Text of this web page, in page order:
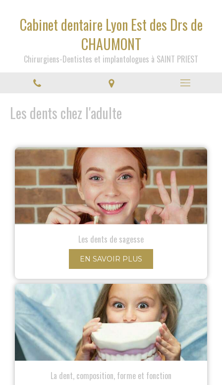
Cabinet dentaire Lyon Est des Drs de
CHAUMONT
Chirurgiens-Dentistes et implantologues à SAINT PRIEST
Les dents chez l'adulte
Les dents de sagesse
EN SAVOIR PLUS
La dent, composition, forme et fonction